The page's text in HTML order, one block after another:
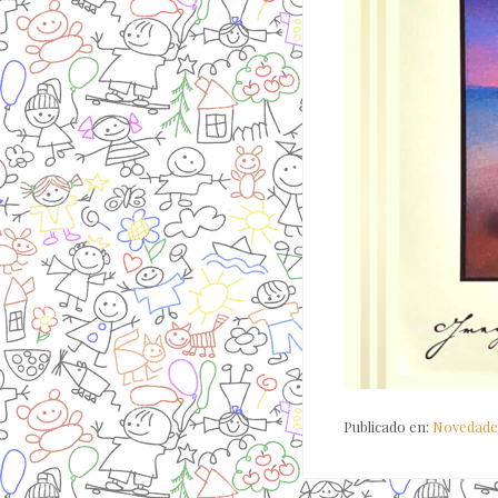
Publicado en: